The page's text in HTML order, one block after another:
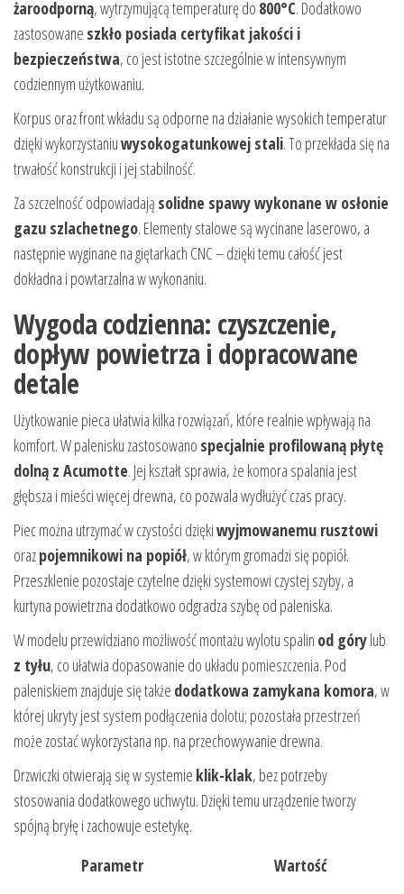
żaroodporną, wytrzymującą temperaturę do 800°C. Dodatkowo
zastosowane szkło posiada certyfikat jakości i
bezpieczeństwa, co jest istotne szczególnie w intensywnym
codziennym użytkowaniu.
Korpus oraz front wkładu są odporne na działanie wysokich temperatur
dzięki wykorzystaniuwysokogatunkowej stali. To przekłada się na
trwałość konstrukcji i jej stabilność.
Za szczelność odpowiadają solidne spawy wykonane w osłonie
gazu szlachetnego. Elementy stalowe są wycinane laserowo, a
następnie wyginane na giętarkach CNC – dzięki temu całość jest
dokładna i powtarzalna w wykonaniu.
Wygoda codzienna: czyszczenie,
dopływ powietrza i dopracowane
detale
Użytkowanie pieca ułatwia kilka rozwiązań, które realnie wpływają na
komfort. W palenisku zastosowano specjalnie profilowaną płytę
dolną z Acumotte. Jej kształt sprawia, że komora spalania jest
głębsza i mieści więcej drewna, co pozwala wydłużyć czas pracy.
Piec można utrzymać w czystości dziękiwyjmowanemu rusztowi
orazpojemnikowi na popiół, w którym gromadzi się popiół.
Przeszklenie pozostaje czytelne dzięki systemowi czystej szyby, a
kurtyna powietrzna dodatkowo odgradza szybę od paleniska.
W modelu przewidziano możliwość montażu wylotu spalin od górylub
z tyłu, co ułatwia dopasowanie do układu pomieszczenia. Pod
paleniskiem znajduje się także dodatkowa zamykana komora, w
której ukryty jest system podłączenia dolotu; pozostała przestrzeń
może zostać wykorzystana np. na przechowywanie drewna.
Drzwiczki otwierają się w systemie klik-klak, bez potrzeby
stosowania dodatkowego uchwytu. Dzięki temu urządzenie tworzy
spójną bryłę i zachowuje estetykę.
Parametr
Wartość